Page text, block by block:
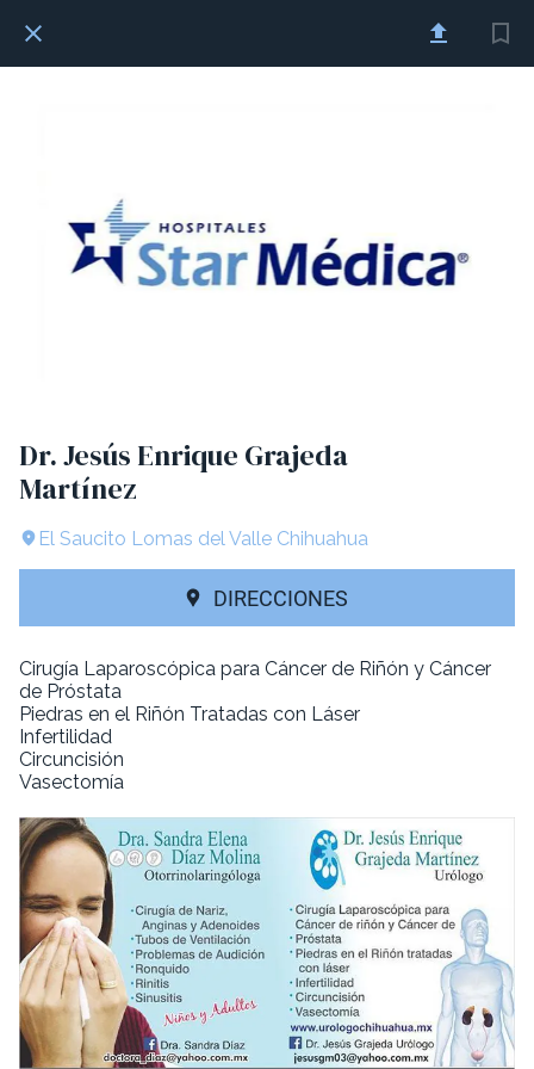
Dr. Jesús Enrique Grajeda
Martínez
El Saucito Lomas del Valle Chihuahua
DIRECCIONES
Cirugía Laparoscópica para Cáncer de Riñón y Cáncer
de Próstata
Piedras en el Riñón Tratadas con Láser
Infertilidad
Circuncisión
Vasectomía